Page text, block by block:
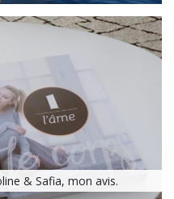
& Safia, mon avis.